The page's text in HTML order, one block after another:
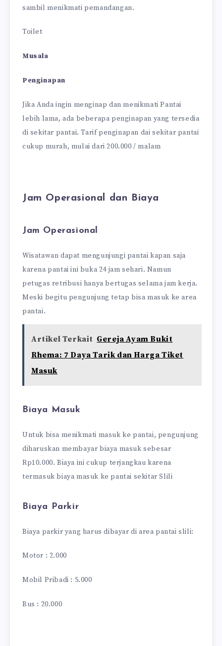
sambil menikmati pemandangan.
Toilet
Musala
Penginapan
Jika Anda ingin menginap dan menikmati Pantai
lebih lama, ada beberapa penginapan yang tersedia
di sekitar pantai. Tarif penginapan dai sekitar pantai
cukup murah, mulai dari 200.000 / malam
Jam Operasional dan Biaya
Jam Operasional
Wisatawan dapat mengunjungi pantai kapan saja
karena pantai ini buka 24 jam sehari. Namun
petugas retribusi hanya bertugas selama jam kerja.
Meski begitu pengunjung tetap bisa masuk ke area
pantai.
Artikel Terkait Gereja Ayam Bukit
Rhema: 7 Daya Tarik dan Harga Tiket
Masuk
Biaya Masuk
Untuk bisa menikmati masuk ke pantai, pengunjung
diharuskan membayar biaya masuk sebesar
Rp10.000. Biaya ini cukup terjangkau karena
termasuk biaya masuk ke pantai sekitar Slili
Biaya Parkir
Biaya parkir yang harus dibayar di area pantai slili:
Motor : 2.000
Mobil Pribadi : 5.000
Bus : 20.000